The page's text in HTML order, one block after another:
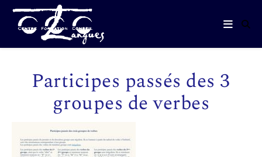
Participes passés des 3
groupes de verbes